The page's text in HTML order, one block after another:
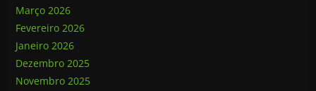
Março 2026
Fevereiro 2026
Janeiro 2026
Dezembro 2025
Novembro 2025